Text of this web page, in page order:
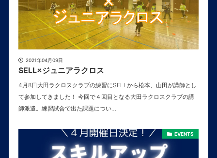
2021年04月09日
SELL×ジュニアラクロス
4月8日大田ラクロスクラブの練習にSELLから松本、山田が講師とし
て参加してきました！ 今回で４回目となる大田ラクロスクラブの講
師派遣。練習試合で出た課題につい…
EVENTS